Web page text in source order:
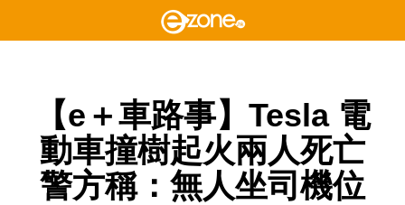
【e＋車路事】Tesla 電
動車撞樹起火兩人死亡
警方稱：無人坐司機位